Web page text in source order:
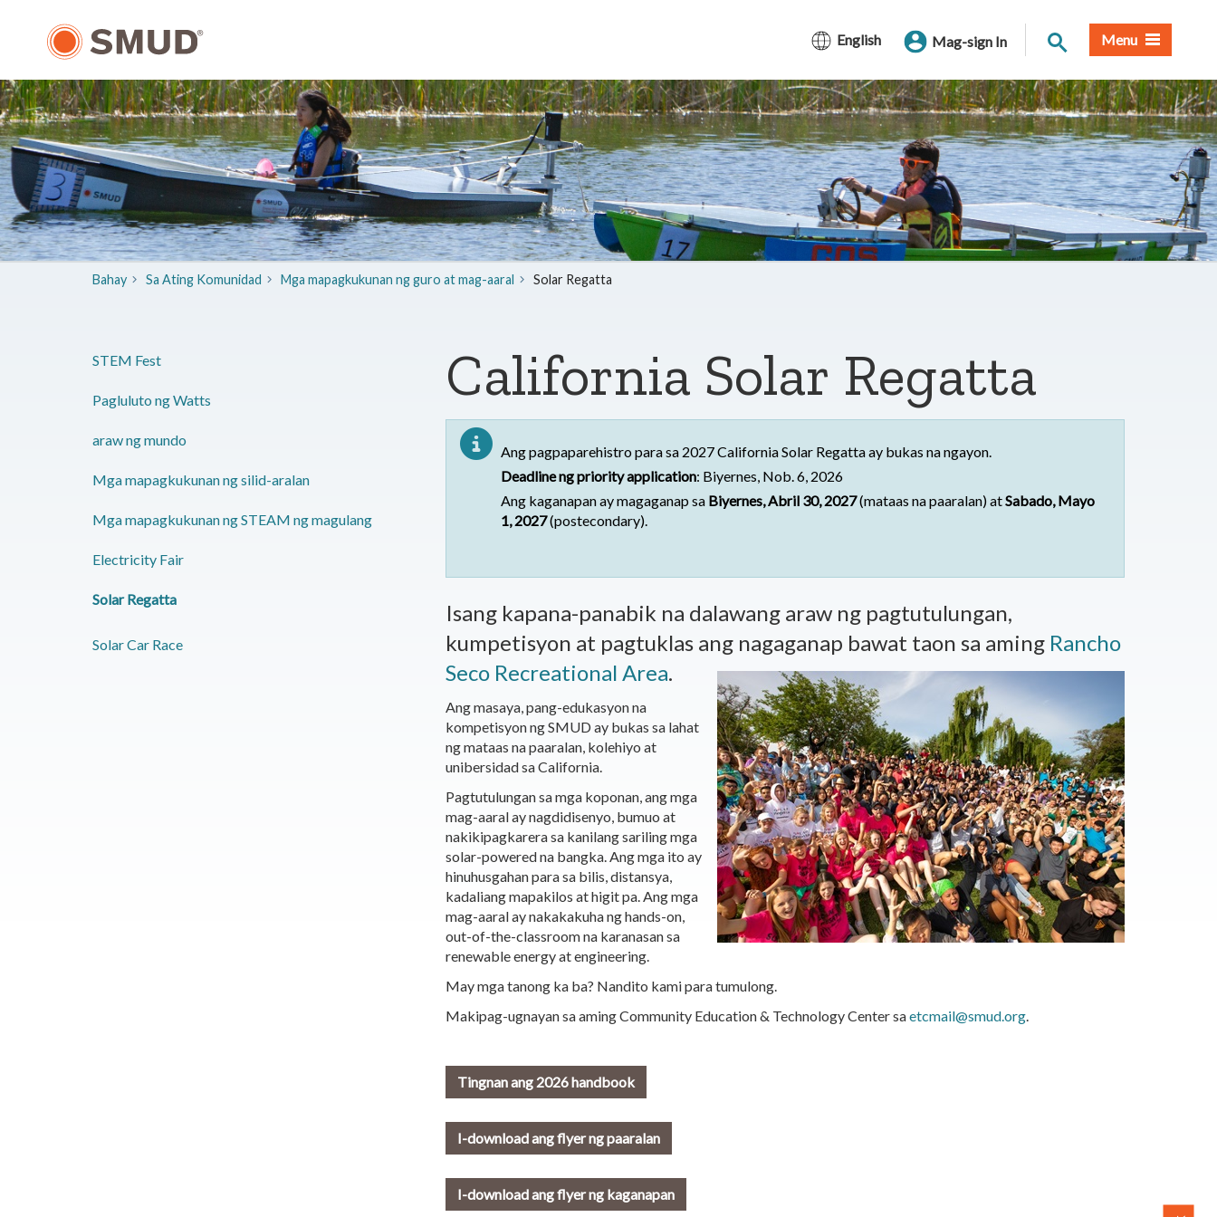
Pangunahing
English Mag-sign In Paghahanap sa Site
Menu
Bahay Sa Ating Komunidad Mga mapagkukunan ng guro at mag-aaral Solar Regatta
California Solar Regatta
Ang pagpaparehistro para sa 2027 California Solar Regatta ay bukas na ngayon.
Deadline ng priority application: Biyernes, Nob. 6, 2026
Ang kaganapan ay magaganap sa Biyernes, Abril 30, 2027(mataas na paaralan) atSabado, Mayo
1, 2027(postecondary).
Isang kapana-panabik na dalawang araw ng pagtutulungan,
kumpetisyon at pagtuklas ang nagaganap bawat taon sa aming Rancho
Seco Recreational Area.
Ang masaya, pang-edukasyon na
kompetisyon ng SMUD ay bukas sa lahat
ng mataas na paaralan, kolehiyo at
unibersidad sa California.
Pagtutulungan sa mga koponan, ang mga
mag-aaral ay nagdidisenyo, bumuo at
nakikipagkarera sa kanilang sariling mga
solar-powered na bangka. Ang mga ito ay
hinuhusgahan para sa bilis, distansya,
kadaliang mapakilos at higit pa. Ang mga
mag-aaral ay nakakakuha ng hands-on,
out-of-the-classroom na karanasan sa
renewable energy at engineering.
May mga tanong ka ba? Nandito kami para tumulong.
Makipag-ugnayan sa aming Community Education & Technology Center saetcmail@smud.org.
Tingnan ang 2026 handbook
I-download ang flyer ng paaralan
I-download ang flyer ng kaganapan
STEM Fest
Pagluluto ng Watts
araw ng mundo
Mga mapagkukunan ng silid-aralan
Mga mapagkukunan ng STEAM ng magulang
Electricity Fair
Solar Regatta
Solar Car Race